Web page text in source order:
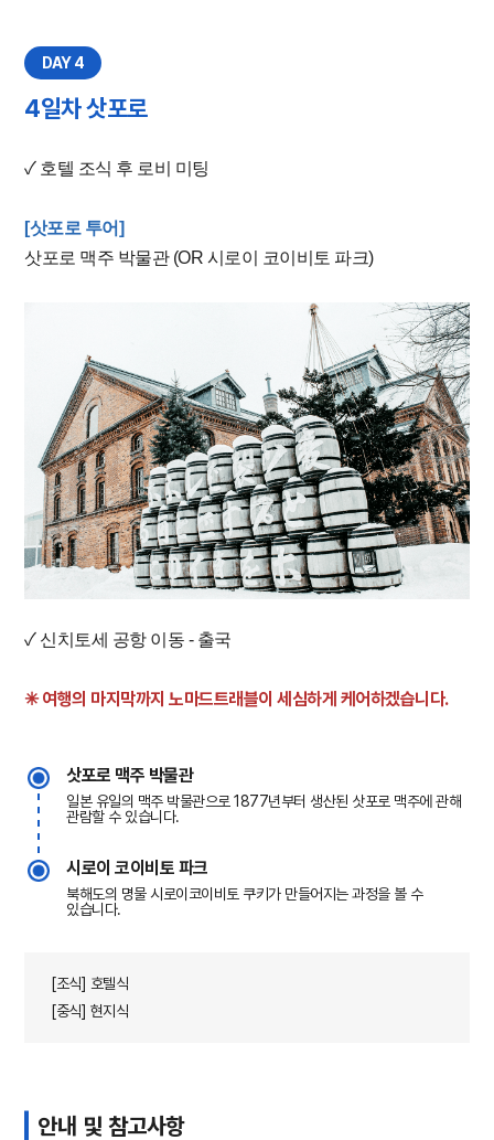
DAY 4
4일차 삿포로
✓ 호텔 조식 후 로비 미팅
[삿포로 투어]
삿포로 맥주 박물관 (OR 시로이 코이비토 파크)
✓ 신치토세 공항 이동 - 출국
✳︎ 여행의 마지막까지 노마드트래블이 세심하게 케어하겠습니다.
삿포로 맥주 박물관
일본 유일의 맥주 박물관으로 1877년부터 생산된 삿포로 맥주에 관해
관람할 수 있습니다.
시로이 코이비토 파크
북해도의 명물 시로이코이비토 쿠키가 만들어지는 과정을 볼 수
있습니다.
[조식] 호텔식
[중식] 현지식
안내 및 참고사항